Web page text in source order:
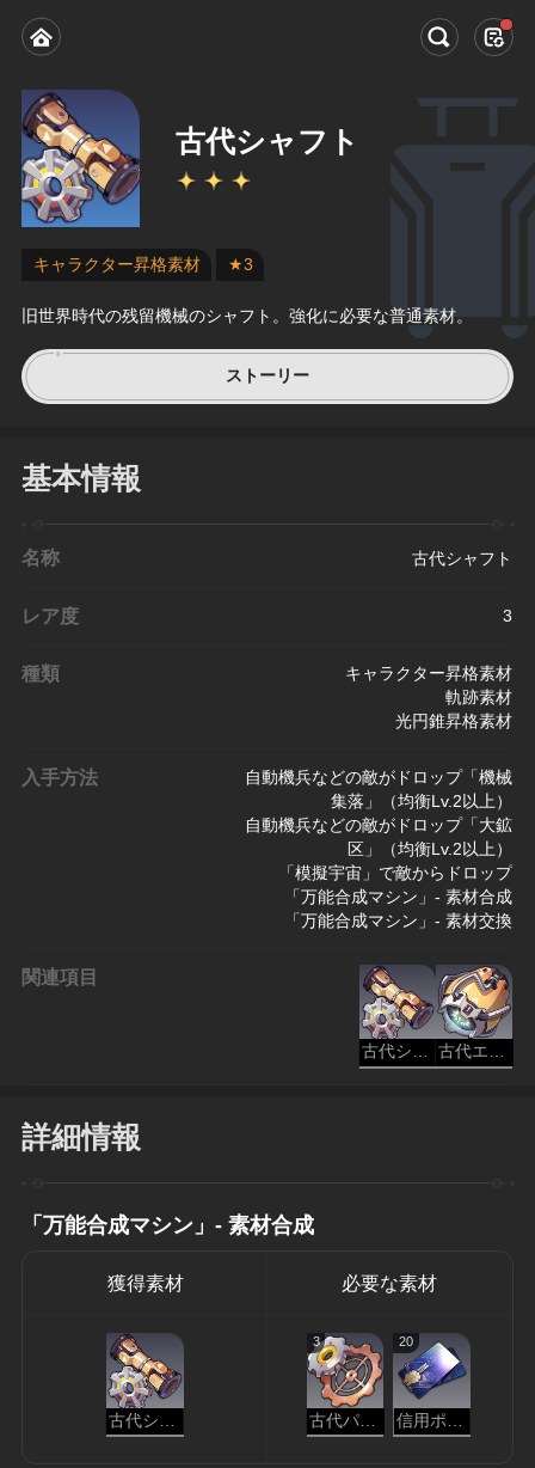
古代シャフト
キャラクター昇格素材 ★3
旧世界時代の残留機械のシャフト。強化に必要な普通素材。
ストーリー
基本情報
名称 古代シャフト
レア度 3
種類
キャラクター昇格素材
軌跡素材
光円錐昇格素材
入手方法
自動機兵などの敵がドロップ「機械
集落」（均衡Lv.2以上）
自動機兵などの敵がドロップ「大鉱
区」（均衡Lv.2以上）
「模擬宇宙」で敵からドロップ
「万能合成マシン」- 素材合成
「万能合成マシン」- 素材交換
関連項目
古代シャフト 古代エンジン
詳細情報
「万能合成マシン」- 素材合成
獲得素材 必要な素材
3 20